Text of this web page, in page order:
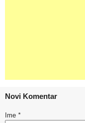
Novi Komentar
Ime *